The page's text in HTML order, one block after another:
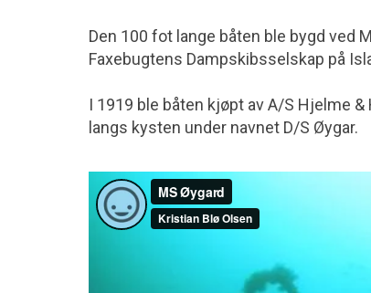
Den 100 fot lange båten ble bygd ved
Faxebugtens Dampskibsselskap på
I 1919 ble båten kjøpt av A/S Hjelme
langs kysten under navnet D/S Øygar.